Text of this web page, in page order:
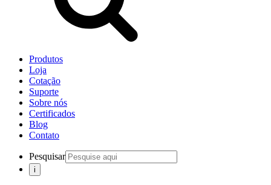
Produtos
Loja
Cotação
Suporte
Sobre nós
Certificados
Blog
Contato
Pesquisar